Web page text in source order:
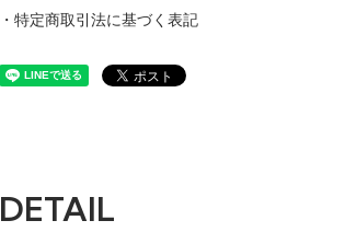
・特定商取引法に基づく表記
DETAIL